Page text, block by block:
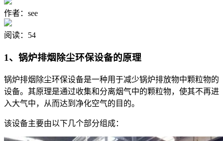
作者：see
阅读：54
1、锅炉排烟除尘环保设备的原理
锅炉排烟除尘环保设备是一种用于减少锅炉排放物中颗粒物的
设备。其原理是通过收集和分离烟气中的颗粒物，使其不再进
入大气中，从而达到净化空气的目的。
该设备主要由以下几个部分组成：